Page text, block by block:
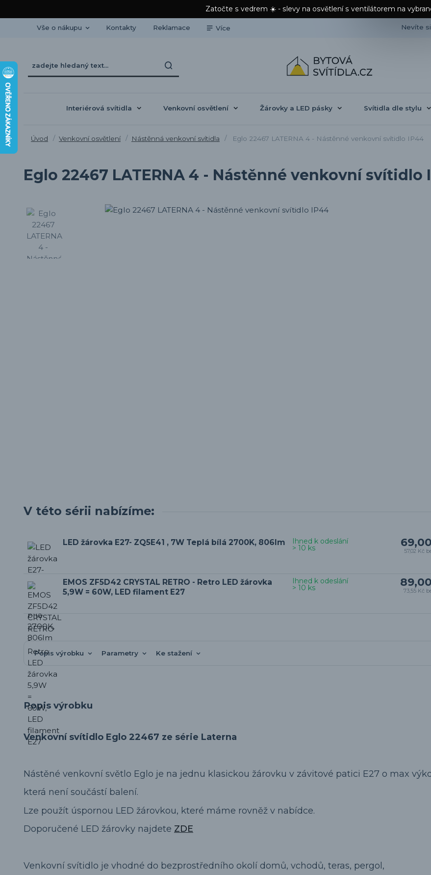
Zatočte s vedrem ☀️ - slevy na osvětlení s ventilátorem na
Vše o nákupu Kontakty Reklamace Více Nevíte
Interiérová svítidla Venkovní osvětlení Žárovky a LED pásky Svítidla dle stylu
Úvod Venkovní osvětlení Nástěnná venkovní svítidla Eglo 22467 LATERNA 4 - Nástěnné venkovní svítidlo IP44
Eglo 22467 LATERNA 4 - Nástěnné venkovní svítidlo
V této sérii nabízíme:
LED žárovka E27- ZQ5E41 , 7W Teplá bílá 2700K, 806lm
57,02 Kč
Ihned k odeslání
> 10 ks
EMOS ZF5D42 CRYSTAL RETRO - Retro LED žárovka
5,9W = 60W, LED filament E27
73,55 Kč
Ihned k odeslání
> 10 ks
Popis výrobku Parametry Ke stažení
Popis výrobku
Venkovní svítidlo Eglo 22467 ze série Laterna
Nástěné venkovní světlo Eglo je na jednu klasickou žárovku v závitové patici E27 o max
která není součástí balení.
Lze použít úspornou LED žárovkou, které máme rovněž v nabídce.
Doporučené LED žárovky najdete ZDE
Venkovní svítidlo je vhodné do bezprostředního okolí domů, vchodů, teras, pergol,